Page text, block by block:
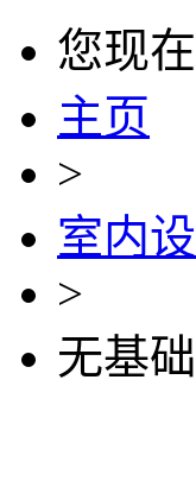
您现在
主页
>
室内
>
无基